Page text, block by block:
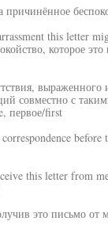
причинённое
this letter
которое
выраженного
совместно с
первое/first
this letter from
это письмо от